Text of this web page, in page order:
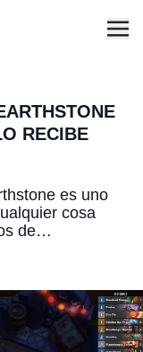
RECIBE
es uno
cosa
de
de este
el cual le